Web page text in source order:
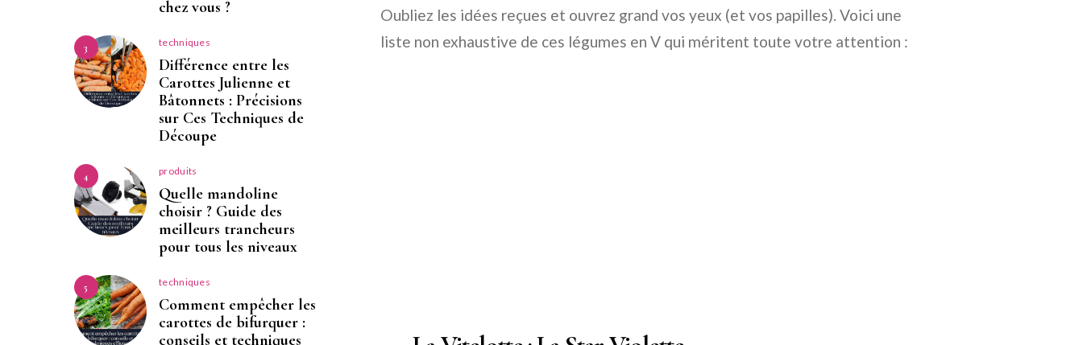
Oubliez les idées reçues et ouvrez grand vos yeux (et vos papilles). Voici une
liste non exhaustive de ces légumes en V qui méritent toute votre attention :
chez vous ?
3 techniques
Différence entre les
Carottes Julienne et
Bâtonnets : Précisions
sur Ces Techniques de
Découpe
4 produits
Quelle mandoline
choisir ? Guide des
meilleurs trancheurs
pour tous les niveaux
5 techniques
Comment empêcher les
carottes de bifurquer :
conseils et techniques